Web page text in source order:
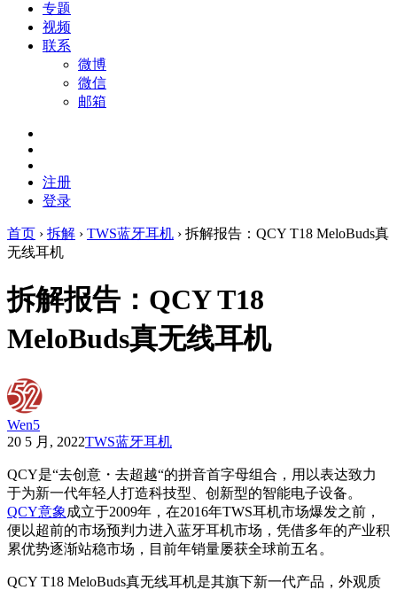
专题
视频
联系
微博
微信
邮箱
注册
登录
首页 › 拆解 › TWS蓝牙耳机 › 拆解报告：QCY T18 MeloBuds真
无线耳机
拆解报告：QCY T18
MeloBuds真无线耳机
Wen5
20 5 月, 2022TWS蓝牙耳机
QCY是“去创意・去超越“的拼音首字母组合，用以表达致力
于为新一代年轻人打造科技型、创新型的智能电子设备。
QCY意象 成立于2009年，在2016年TWS耳机市场爆发之前，
便以超前的市场预判力进入蓝牙耳机市场，凭借多年的产业积
累优势逐渐站稳市场，目前年销量屡获全球前五名。
QCY T18 MeloBuds真无线耳机是其旗下新一代产品，外观质